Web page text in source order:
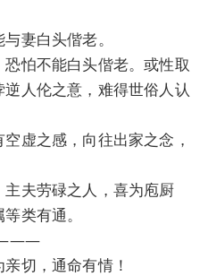
妻白头偕老。
怕不能白头偕老。或性取
人伦之意，难得世俗人认
虚之感，向往出家之念，
夫劳碌之人，喜为庖厨
类有通。
切，通命有情！